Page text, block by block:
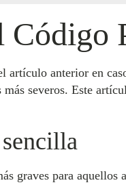
artículo anterior en
severos. Este
graves para aquellos